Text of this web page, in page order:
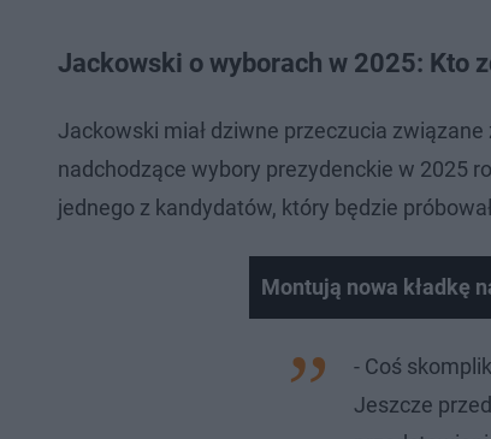
Jackowski o wyborach w 2025: Kto
Jackowski miał dziwne przeczucia
nadchodzące wybory prezydenckie w 2025
jednego z kandydatów, który będzie
Montują nowa kładkę
- Coś
Jeszcze